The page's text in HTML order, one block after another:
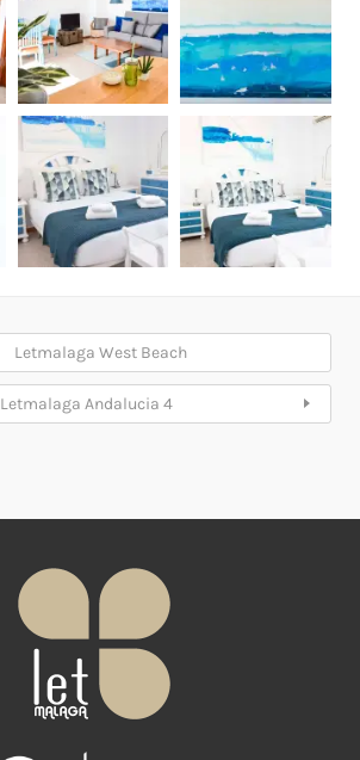
Letmalaga West Beach
Letmalaga Andalucia 4